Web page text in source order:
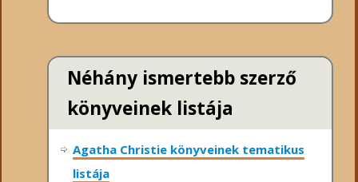
Néhány ismertebb szerző
könyveinek listája
Agatha Christie könyveinek tematikus
listája